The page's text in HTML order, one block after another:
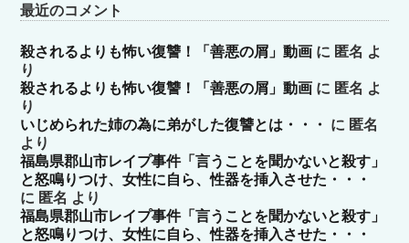
最近のコメント
殺されるよりも怖い復讐！「善悪の屑」動画 に 匿名 よ
り
殺されるよりも怖い復讐！「善悪の屑」動画 に 匿名 よ
り
いじめられた姉の為に弟がした復讐とは・・・
に 匿名
より
福島県郡山市レイプ事件「言うことを聞かないと殺す」
と怒鳴りつけ、女性に自ら、性器を挿入させた・・・
に 匿名 より
福島県郡山市レイプ事件「言うことを聞かないと殺す」
と怒鳴りつけ、女性に自ら、性器を挿入させた・・・